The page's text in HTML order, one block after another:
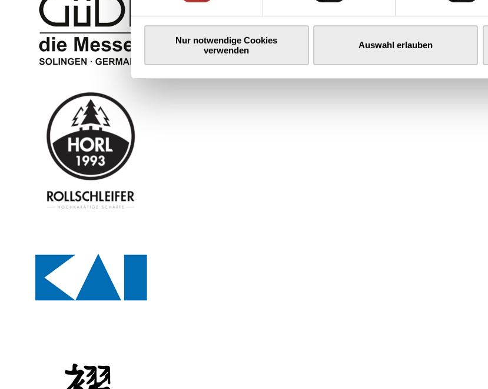
Nur notwendige Cookies
verwenden
Auswahl erlauben